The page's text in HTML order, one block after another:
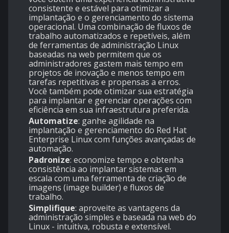
consistente e estável para otimizar a
implantação e o gerenciamento do sistema
operacional. Uma combinação de fluxos de
trabalho automatizados e repetíveis, além
de ferramentas de administração Linux
baseadas na web permitem que os
administradores gastem mais tempo em
projetos de inovação e menos tempo em
tarefas repetitivas e propensas a erros.
Você também pode otimizar sua estratégia
para implantar e gerenciar operações com
eficiência em sua infraestrutura preferida.
Automatize: ganhe agilidade na
implantação e gerenciamento do Red Hat
Enterprise Linux com funções avançadas de
automação.
Padronize: economize tempo e obtenha
consistência ao implantar sistemas em
escala com uma ferramenta de criação de
imagens (image builder) e fluxos de
trabalho.
Simplifique: aproveite as vantagens da
administração simples e baseada na web do
Linux - intuitiva, robusta e extensível.